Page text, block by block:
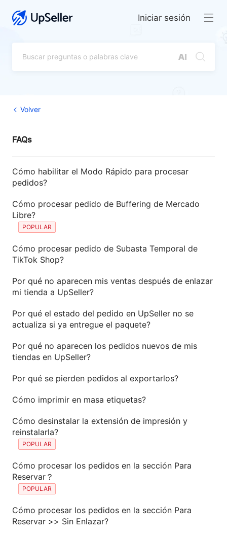
Iniciar sesión
Volver
FAQs
Cómo habilitar el Modo Rápido para procesar
pedidos?
Cómo procesar pedido de Buffering de Mercado
Libre?
POPULAR
Cómo procesar pedido de Subasta Temporal de
TikTok Shop?
Por qué no aparecen mis ventas después de enlazar
mi tienda a UpSeller?
Por qué el estado del pedido en UpSeller no se
actualiza si ya entregue el paquete?
Por qué no aparecen los pedidos nuevos de mis
tiendas en UpSeller?
Por qué se pierden pedidos al exportarlos?
Cómo imprimir en masa etiquetas?
Cómo desinstalar la extensión de impresión y
reinstalarla?
POPULAR
Cómo procesar los pedidos en la sección Para
Reservar？
POPULAR
Cómo procesar los pedidos en la sección Para
Reservar >> Sin Enlazar?